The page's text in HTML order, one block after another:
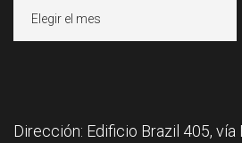
Dirección: Edificio Brazil 405, vía